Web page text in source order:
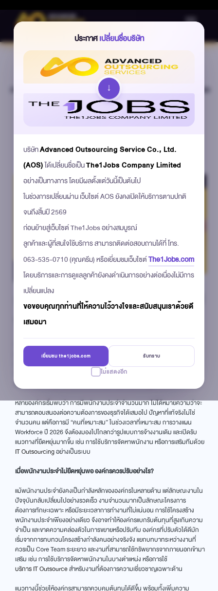
toggle
ประกาศเปลี่ยนชื่อบริษัท
↓
บริษัทAdvanced Outsourcing Service Co., Ltd.
(AOS)ได้เปลี่ยนชื่อเป็นThe1Jobs Company Limited
อย่างเป็นทางการ โดยมีผลตั้งแต่วันนี้เป็นต้นไป
ในช่วงการเปลี่ยนผ่าน เว็บไซต์ AOS ยังคงเปิดให้บริการตามปกติ
จนถึงสิ้นปี 2569
ก่อนย้ายสู่เว็บไซต์ The1Jobs อย่างสมบูรณ์
ลูกค้าและผู้ที่สนใจใช้บริการ สามารถติดต่อสอบถามได้ที่ โทร.
063-535-0710 (คุณครีม) หรือเยี่ยมชมเว็บไซต์The1Jobs.com
โดยบริการและการดูแลลูกค้ายังคงดำเนินการอย่างต่อเนื่องไม่มีการ
เปลี่ยนแปลง
ขอขอบคุณทุกท่านที่ให้ความไว้วางใจและสนับสนุนเราด้วยดี
เสมอมา
ไม่แสดงอีก
เยี่ยมชม the1jobs.com รับทราบ
วางแผน Workforce ปี 2026 เมื่อการมีพนักงานประจำไม่ใช่คำตอบเดียว
24 December 2025 2952
วางแผน Workforce ปี 2026เมื่อการมี
พนักงานประจำไม่ใช่คำตอบเดียว
การวางแผน Workforce ขององค์กรกำลังก้าวเข้าสู่จุดเปลี่ยนสำคัญ โดยเฉพาะ
เมื่อหลายธุรกิจเริ่มเตรียมความพร้อมสำหรับปี 2026 โครงสร้างการจ้างงานที่
เน้นพนักงานประจำเป็นหลัก ซึ่งเคยตอบโจทย์ในอดีต เริ่มเผชิญข้อจำกัดมากขึ้น
ทั้งในด้านต้นทุน ความเร็วในการปรับตัว และการเข้าถึงบุคลากรที่มีทักษะเฉพาะ
ทาง โดยเฉพาะในสายงาน IT ที่ตลาดแรงงานมีการแข่งขันสูง
หลายองค์กรเริ่มพบว่า การมีพนักงานประจำจำนวนมาก ไม่ได้หมายความว่าจะ
สามารถตอบสนองต่อความต้องการของธุรกิจได้เสมอไป ปัญหาที่แท้จริงไม่ใช่
จำนวนคน แต่คือการมี “คนที่เหมาะสม” ในช่วงเวลาที่เหมาะสม การวางแผน
Workforce ปี 2026 จึงต้องมองไปไกลกว่ารูปแบบการจ้างงานเดิม และเปิดรับ
แนวทางที่ยืดหยุ่นมากขึ้น เช่น การใช้บริการจัดหาพนักงาน หรือการเสริมทีมด้วย
IT Outsourcingอย่างเป็นระบบ
เมื่อพนักงานประจำไม่ยืดหยุ่นพอ องค์กรควรปรับอย่างไร?
แม้พนักงานประจำยังคงเป็นกำลังหลักขององค์กรในหลายด้าน แต่ลักษณะงานใน
ปัจจุบันกลับเปลี่ยนไปอย่างรวดเร็ว งานจำนวนมากเป็นลักษณะโครงการ
ต้องการทักษะเฉพาะ หรือมีระยะเวลาการทำงานที่ไม่แน่นอน การใช้โครงสร้าง
พนักงานประจำเพียงอย่างเดียว จึงอาจทำให้องค์กรแบกรับต้นทุนที่สูงเกินความ
จำเป็น และขาดความคล่องตัวในการขยายหรือปรับทีม องค์กรที่ปรับตัวได้ดีมัก
เริ่มจากการทบทวนโครงสร้างกำลังคนอย่างจริงจัง แยกบทบาทระหว่างงานที่
ควรเป็น Core Team ระยะยาว และงานที่สามารถใช้ทรัพยากรจากภายนอกเข้ามา
เสริม เช่น การใช้บริการจัดหาพนักงานในบางตำแหน่ง หรือการใช้
บริการ IT Outsourceสำหรับงานที่ต้องการความเชี่ยวชาญเฉพาะด้าน
แนวทางนี้ช่วยให้องค์กรสามารถควบคุมต้นทุนได้ดีขึ้น พร้อมทั้งเพิ่มความ